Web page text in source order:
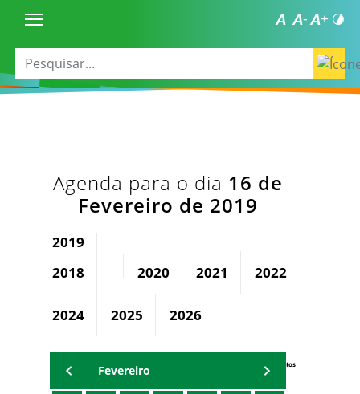
Agenda para o dia 16 de
Fevereiro de 2019
2019
2018
2020 2021 2022
2024 2025 2026
Eventos
Fevereiro